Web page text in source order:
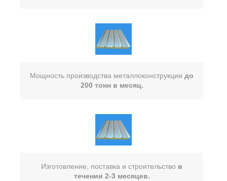
Мощность производства металлоконструкциидо
200 тонн в месяц.
Изготовление, поставка и строительство в
течении 2-3 месяцев.